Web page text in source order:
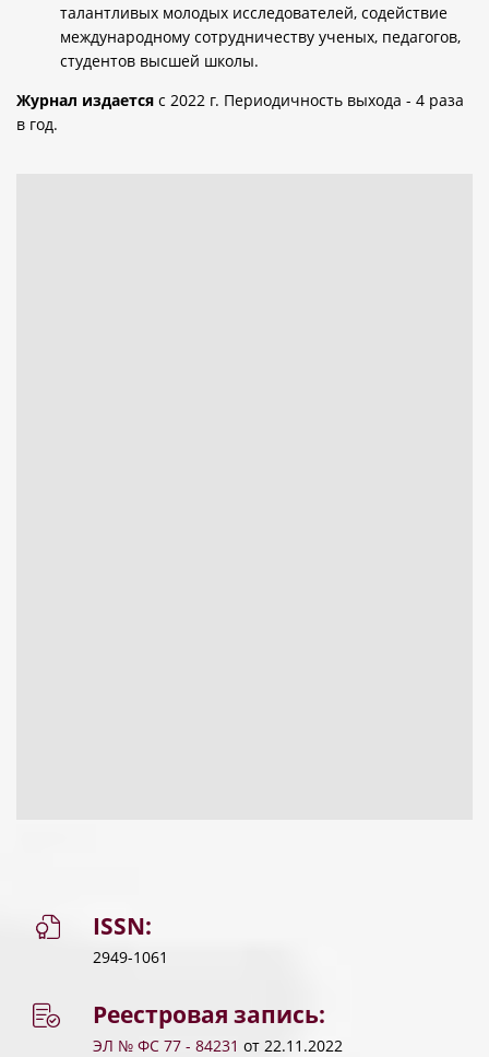
талантливых молодых исследователей, содействие
международному сотрудничеству ученых, педагогов,
студентов высшей школы.
Журнал издается с 2022 г. Периодичность выхода - 4 раза
в год.
ISSN:
2949-1061
Реестровая запись:
ЭЛ № ФС 77 - 84231 от 22.11.2022